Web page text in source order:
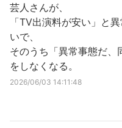
芸人さんが、
「TV出演料が安い」と
いで、
そのうち「異常事態だ、
をしなくなる。
2026/06/03 14:11:48